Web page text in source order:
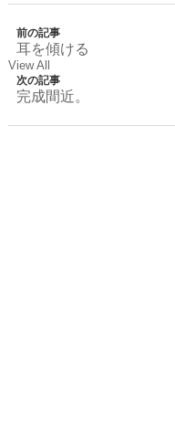
前の記事
耳を傾ける
View All
次の記事
完成間近。